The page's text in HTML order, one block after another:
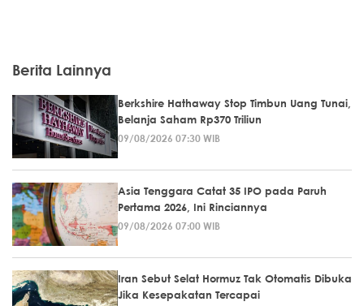
Berita Lainnya
Berkshire Hathaway Stop Timbun Uang Tunai,
Belanja Saham Rp370 Triliun
09/08/2026 07:30 WIB
Asia Tenggara Catat 35 IPO pada Paruh
Pertama 2026, Ini Rinciannya
09/08/2026 07:00 WIB
Iran Sebut Selat Hormuz Tak Otomatis Dibuka
Jika Kesepakatan Tercapai